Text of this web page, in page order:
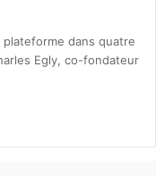
dans quatre
Egly, co-fondateur